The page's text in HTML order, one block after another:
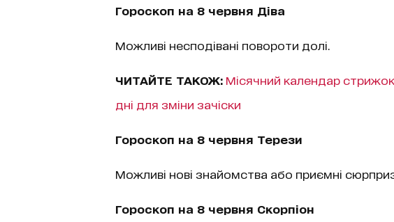
Гороскоп на 8 червня Діва
Можливі несподівані повороти долі.
ЧИТАЙТЕ ТАКОЖ: Місячний календар
дні для зміни зачіски
Гороскоп на 8 червня Терези
Можливі нові знайомства або приємні
Гороскоп на 8 червня Скорпіон